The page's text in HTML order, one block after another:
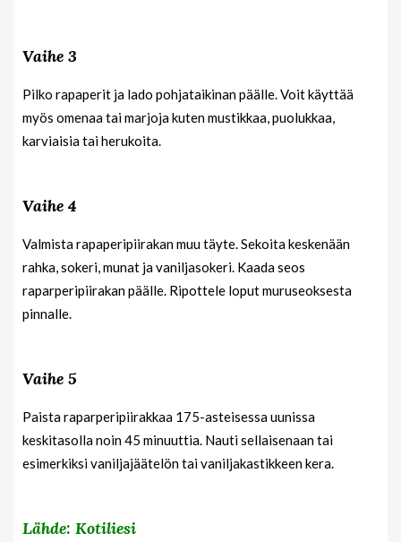
Vaihe 3
Pilko rapaperit ja lado pohjataikinan päälle. Voit käyttää
myös omenaa tai marjoja kuten mustikkaa, puolukkaa,
karviaisia tai herukoita.
Vaihe 4
Valmista rapaperipiirakan muu täyte. Sekoita keskenään
rahka, sokeri, munat ja vaniljasokeri. Kaada seos
raparperipiirakan päälle. Ripottele loput muruseoksesta
pinnalle.
Vaihe 5
Paista raparperipiirakkaa 175-asteisessa uunissa
keskitasolla noin 45 minuuttia. Nauti sellaisenaan tai
esimerkiksi vaniljajäätelön tai vaniljakastikkeen kera.
Lähde: Kotiliesi